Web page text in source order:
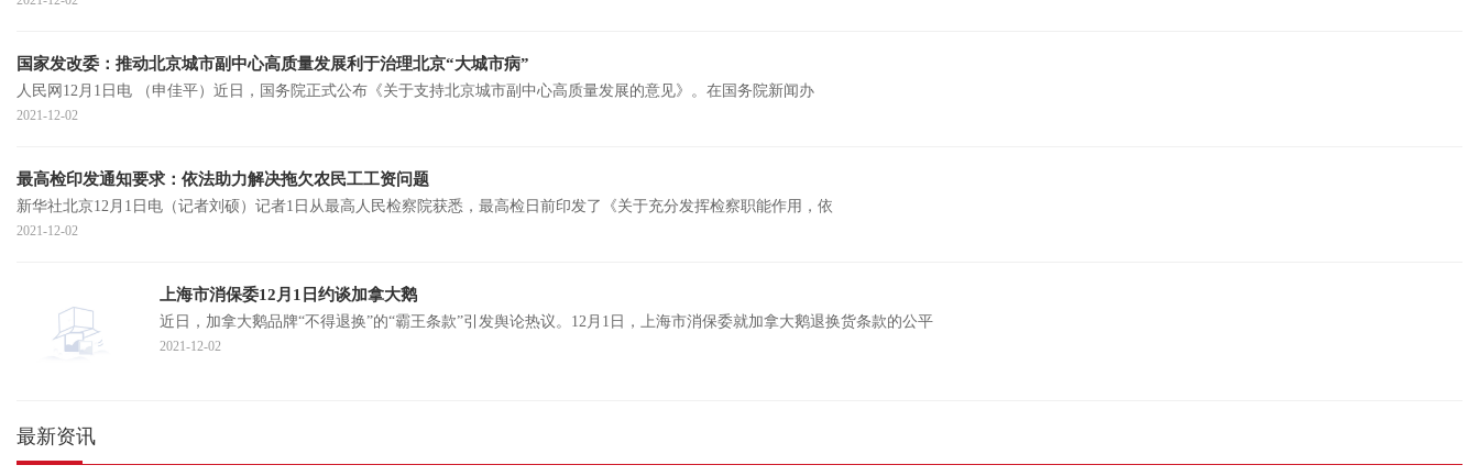
国家发改委：推动北京城市副中心高质量发展利于治理北京“大城市病”
人民网12月1日电 （申佳平）近日，国务院正式公布《关于支持北京城市副中心高质量发展的意见》。在国务院新闻办
2021-12-02
最高检印发通知要求：依法助力解决拖欠农民工工资问题
新华社北京12月1日电（记者刘硕）记者1日从最高人民检察院获悉，最高检日前印发了《关于充分发挥检察职能作用，依
2021-12-02
上海市消保委12月1日约谈加拿大鹅
近日，加拿大鹅品牌“不得退换”的“霸王条款”引发舆论热议。12月1日，上海市消保委就加拿大鹅退换货条款的公平
2021-12-02
最新资讯